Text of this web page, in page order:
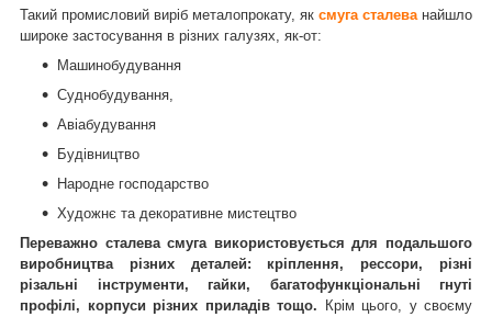
Такий промисловий виріб металопрокату, як смуга сталеванайшло
широке застосування в різних галузях, як-от:
Машинобудування
Суднобудування,
Авіабудування
Будівництво
Народне господарство
Художнє та декоративне мистецтво
Переважно сталева смугавикористовується для подальшого
виробництва різних деталей: кріплення, рессори, різні
різальні інструменти, гайки, багатофункціональні гнуті
профілі, корпуси різних приладів тощо.
Крім цього, у своєму